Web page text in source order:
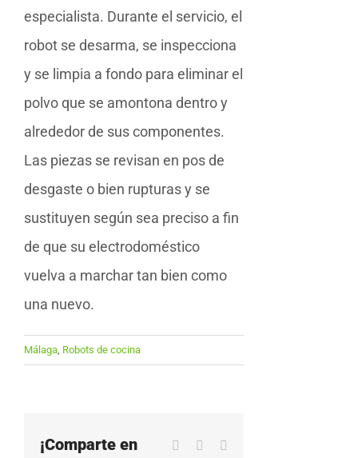
especialista. Durante el servicio, el
robot se desarma, se inspecciona
y se limpia a fondo para eliminar el
polvo que se amontona dentro y
alrededor de sus componentes.
Las piezas se revisan en pos de
desgaste o bien rupturas y se
sustituyen según sea preciso a fin
de que su electrodoméstico
vuelva a marchar tan bien como
una nuevo.
Málaga, Robots de cocina
¡Comparte en
Facebook